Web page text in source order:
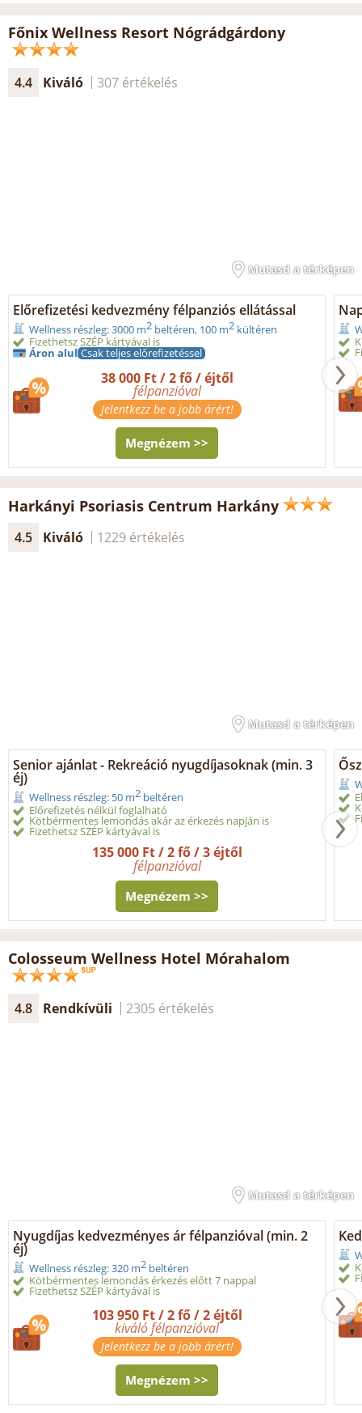
Főnix Wellness Resort Nógrádgárdony
4.4 Kiváló 307 értékelés
Mutasd a térképen
Előrefizetési kedvezmény félpanziós ellátással
Wellness részleg: 3000 m2 beltéren, 100 m2 kültéren
Fizethetsz SZÉP kártyával is
Áron alul Csak teljes előrefizetéssel
38 000 Ft / 2 fő / éjtől
félpanzióval
Jelentkezz be a jobb árért!
Megnézem >>
Harkányi Psoriasis Centrum Harkány
4.5 Kiváló 1229 értékelés
Mutasd a térképen
Senior ajánlat - Rekreáció nyugdíjasoknak (min. 3
éj)
Wellness részleg: 50 m2 beltéren
Előrefizetés nélkül foglalható
Kötbérmentes lemondás akár az érkezés napján is
Fizethetsz SZÉP kártyával is
135 000 Ft / 2 fő / 3 éjtől
félpanzióval
Megnézem >>
Colosseum Wellness Hotel Mórahalom
4.8 Rendkívüli 2305 értékelés
Mutasd a térképen
Nyugdíjas kedvezményes ár félpanzióval (min. 2
éj)
Wellness részleg: 320 m2 beltéren
Kötbérmentes lemondás érkezés előtt 7 nappal
Fizethetsz SZÉP kártyával is
103 950 Ft / 2 fő / 2 éjtől
kiváló félpanzióval
Jelentkezz be a jobb árért!
Megnézem >>